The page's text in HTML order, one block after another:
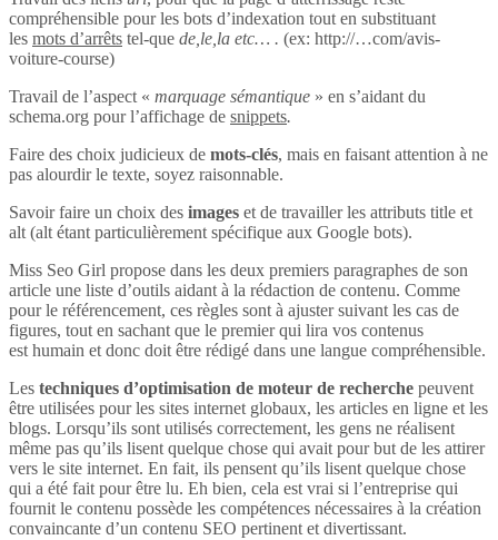
compréhensible pour les bots d’indexation tout en substituant
les mots d’arrêts tel-que de,le,la etc… . (ex: http://…com/avis-
voiture-course)
Travail de l’aspect « marquage sémantique » en s’aidant du
schema.org pour l’affichage de snippets.
Faire des choix judicieux de mots-clés, mais en faisant attention à ne
pas alourdir le texte, soyez raisonnable.
Savoir faire un choix des images et de travailler les attributs title et
alt (alt étant particulièrement spécifique aux Google bots).
Miss Seo Girl propose dans les deux premiers paragraphes de son
article une liste d’outils aidant à la rédaction de contenu. Comme
pour le référencement, ces règles sont à ajuster suivant les cas de
figures, tout en sachant que le premier qui lira vos contenus
est humain et donc doit être rédigé dans une langue compréhensible.
Les techniques d’optimisation de moteur de recherche peuvent
être utilisées pour les sites internet globaux, les articles en ligne et les
blogs. Lorsqu’ils sont utilisés correctement, les gens ne réalisent
même pas qu’ils lisent quelque chose qui avait pour but de les attirer
vers le site internet. En fait, ils pensent qu’ils lisent quelque chose
qui a été fait pour être lu. Eh bien, cela est vrai si l’entreprise qui
fournit le contenu possède les compétences nécessaires à la création
convaincante d’un contenu SEO pertinent et divertissant.